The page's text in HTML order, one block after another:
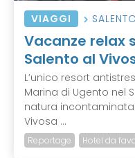
VIAGGI SALENTO
Vacanze relax
Salento al
L’unico resort
Marina di Ugento nel
natura
Vivosa ...
Reportage Hotel da